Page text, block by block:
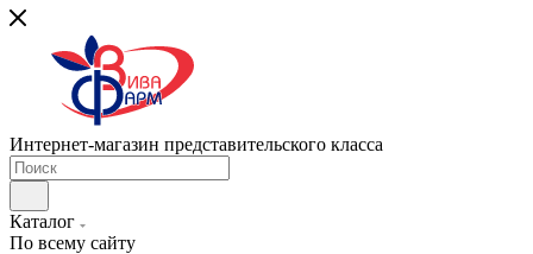
Интернет-магазин представительского класса
Каталог
По всему сайту